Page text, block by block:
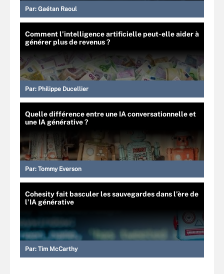
Par: Gaétan Raoul
Comment l’intelligence artificielle peut-elle aider à
générer plus de revenus ?
Par: Philippe Ducellier
Quelle différence entre une IA conversationnelle et
une IA générative ?
Par: Tommy Everson
Cohesity fait basculer les sauvegardes dans l’ère de
l’IA générative
Par: Tim McCarthy